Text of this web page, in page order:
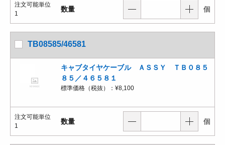
注文可能単位
1
数量 個
TB08585/46581
キャブタイヤケーブル ＡＳＳＹ ＴＢ０８５
８５／４６５８１
標準価格（税抜）： ¥8,100
注文可能単位
1
数量 個